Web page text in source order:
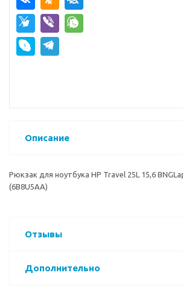
Описание
Рюкзак для ноутбука HP Travel 25L 15,6
(6B8U5AA)
Отзывы
Дополнительно